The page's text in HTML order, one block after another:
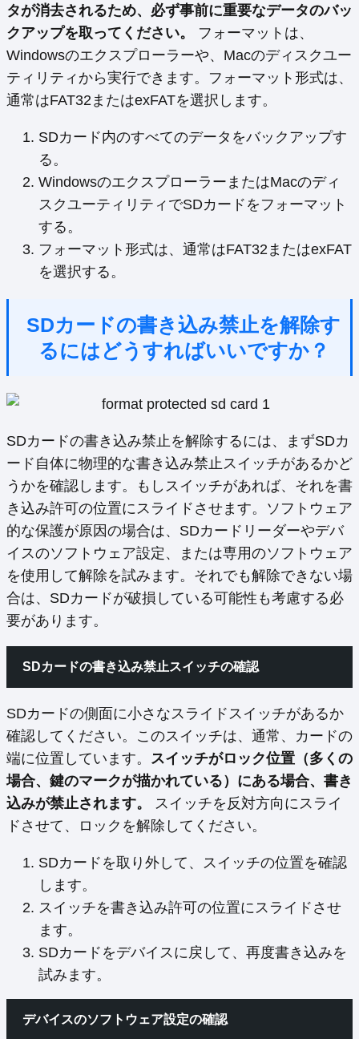
タが消去されるため、必ず事前に重要なデータのバッ
クアップを取ってください。
フォーマットは、
Windowsのエクスプローラーや、Macのディスクユー
ティリティから実行できます。フォーマット形式は、
通常はFAT32またはexFATを選択します。
SDカード内のすべてのデータをバックアップす
る。
WindowsのエクスプローラーまたはMacのディ
スクユーティリティでSDカードをフォーマット
する。
フォーマット形式は、通常はFAT32またはexFAT
を選択する。
SDカードの書き込み禁止を解除す
るにはどうすればいいですか？
SDカードの書き込み禁止を解除するには、まずSDカ
ード自体に物理的な書き込み禁止スイッチがあるかど
うかを確認します。もしスイッチがあれば、それを書
き込み許可の位置にスライドさせます。ソフトウェア
的な保護が原因の場合は、SDカードリーダーやデバ
イスのソフトウェア設定、または専用のソフトウェア
を使用して解除を試みます。それでも解除できない場
合は、SDカードが破損している可能性も考慮する必
要があります。
SDカードの書き込み禁止スイッチの確認
SDカードの側面に小さなスライドスイッチがあるか
確認してください。このスイッチは、通常、カードの
端に位置しています。 スイッチがロック位置（多くの
場合、鍵のマークが描かれている）にある場合、書き
込みが禁止されます。
スイッチを反対方向にスライ
ドさせて、ロックを解除してください。
SDカードを取り外して、スイッチの位置を確認
します。
スイッチを書き込み許可の位置にスライドさせ
ます。
SDカードをデバイスに戻して、再度書き込みを
試みます。
デバイスのソフトウェア設定の確認